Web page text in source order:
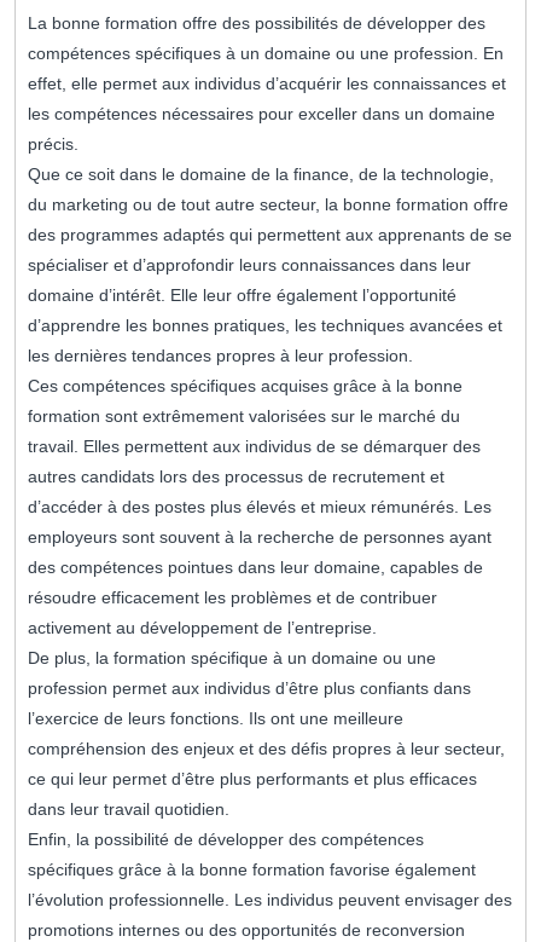
La bonne formation offre des possibilités de développer des
compétences spécifiques à un domaine ou une profession. En
effet, elle permet aux individus d’acquérir les connaissances et
les compétences nécessaires pour exceller dans un domaine
précis.
Que ce soit dans le domaine de la finance, de la technologie,
du marketing ou de tout autre secteur, la bonne formation offre
des programmes adaptés qui permettent aux apprenants de se
spécialiser et d’approfondir leurs connaissances dans leur
domaine d’intérêt. Elle leur offre également l’opportunité
d’apprendre les bonnes pratiques, les techniques avancées et
les dernières tendances propres à leur profession.
Ces compétences spécifiques acquises grâce à la bonne
formation sont extrêmement valorisées sur le marché du
travail. Elles permettent aux individus de se démarquer des
autres candidats lors des processus de recrutement et
d’accéder à des postes plus élevés et mieux rémunérés. Les
employeurs sont souvent à la recherche de personnes ayant
des compétences pointues dans leur domaine, capables de
résoudre efficacement les problèmes et de contribuer
activement au développement de l’entreprise.
De plus, la formation spécifique à un domaine ou une
profession permet aux individus d’être plus confiants dans
l’exercice de leurs fonctions. Ils ont une meilleure
compréhension des enjeux et des défis propres à leur secteur,
ce qui leur permet d’être plus performants et plus efficaces
dans leur travail quotidien.
Enfin, la possibilité de développer des compétences
spécifiques grâce à la bonne formation favorise également
l’évolution professionnelle. Les individus peuvent envisager des
promotions internes ou des opportunités de reconversion